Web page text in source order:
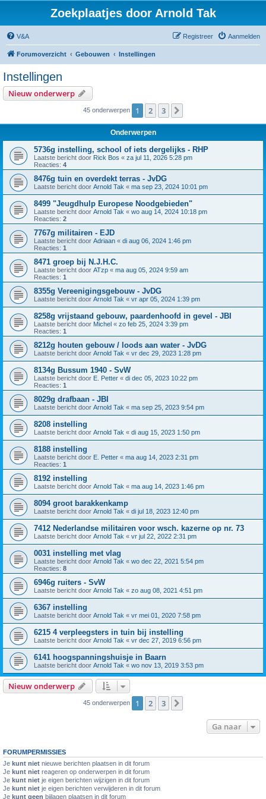
Zoekplaatjes door Arnold Tak
V&A Aanmelden
Registreer
Forumoverzicht Gebouwen Instellingen
Instellingen
Nieuw onderwerp
45 onderwerpen 1 2 3
Onderwerpen
5736g instelling, school of iets dergelijks - RHP
Laatste bericht door Rick Bos « za jul 11, 2026 5:28 pm
Reacties: 4
8476g tuin en overdekt terras - JvDG
Laatste bericht door Arnold Tak « ma sep 23, 2024 10:01 pm
8499 "Jeugdhulp Europese Noodgebieden"
Laatste bericht door Arnold Tak « wo aug 14, 2024 10:18 pm
Reacties: 2
7767g militairen - EJD
Laatste bericht door Adriaan « di aug 06, 2024 1:46 pm
Reacties: 1
8471 groep bij N.J.H.C.
Laatste bericht door ATzp « ma aug 05, 2024 9:59 am
Reacties: 1
8355g Vereenigingsgebouw - JvDG
Laatste bericht door Arnold Tak « vr apr 05, 2024 1:39 pm
8258g vrijstaand gebouw, paardenhoofd in gevel - JBI
Laatste bericht door Michel « zo feb 25, 2024 3:39 pm
Reacties: 1
8212g houten gebouw / loods aan water - JvDG
Laatste bericht door Arnold Tak « vr dec 29, 2023 1:28 pm
8134g Bussum 1940 - SvW
Laatste bericht door E. Petter « di dec 05, 2023 10:22 pm
Reacties: 1
8029g drafbaan - JBI
Laatste bericht door Arnold Tak « ma sep 25, 2023 9:54 pm
8208 instelling
Laatste bericht door Arnold Tak « di aug 15, 2023 1:50 pm
8188 instelling
Laatste bericht door E. Petter « ma aug 14, 2023 2:31 pm
Reacties: 1
8192 instelling
Laatste bericht door Arnold Tak « ma aug 14, 2023 1:46 pm
8094 groot barakkenkamp
Laatste bericht door Arnold Tak « di jul 18, 2023 12:40 pm
7412 Nederlandse militairen voor wsch. kazerne op nr. 73
Laatste bericht door Arnold Tak « vr jul 22, 2022 2:31 pm
0031 instelling met vlag
Laatste bericht door Arnold Tak « wo dec 22, 2021 5:54 pm
Reacties: 8
6946g ruiters - SvW
Laatste bericht door Arnold Tak « zo aug 08, 2021 4:51 pm
6367 instelling
Laatste bericht door Arnold Tak « vr mei 01, 2020 7:58 pm
6215 4 verpleegsters in tuin bij instelling
Laatste bericht door Arnold Tak « vr dec 27, 2019 6:56 pm
6141 hoogspanningshuisje in Baarn
Laatste bericht door Arnold Tak « wo nov 13, 2019 3:53 pm
Nieuw onderwerp
45 onderwerpen 1 2 3
Ga naar
FORUMPERMISSIES
Je kunt niet nieuwe berichten plaatsen in dit forum
Je kunt niet reageren op onderwerpen in dit forum
Je kunt niet je eigen berichten wijzigen in dit forum
Je kunt niet je eigen berichten verwijderen in dit forum
Je kunt geen bijlagen plaatsen in dit forum